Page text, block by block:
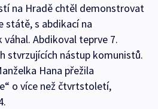
na Hradě chtěl demonstrovat
státě, s abdikací na
Abdikoval teprve 7.
stvrzujících nástup komunistů.
Hana přežila
o více než čtvrtstoletí,